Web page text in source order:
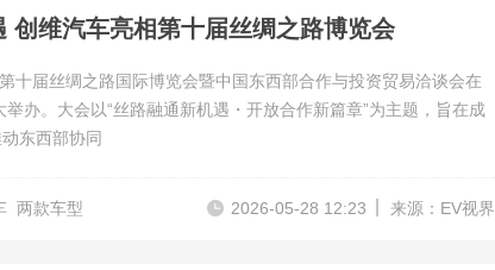
创维汽车亮相第十届丝绸之路博览会
十届丝绸之路国际博览会暨中国东西部合作与投资贸易洽谈会在
办。大会以“丝路融通新机遇・开放合作新篇章”为主题，旨在成
东西部协同
两款车型 来源：EV视界
2026-05-28 12:23